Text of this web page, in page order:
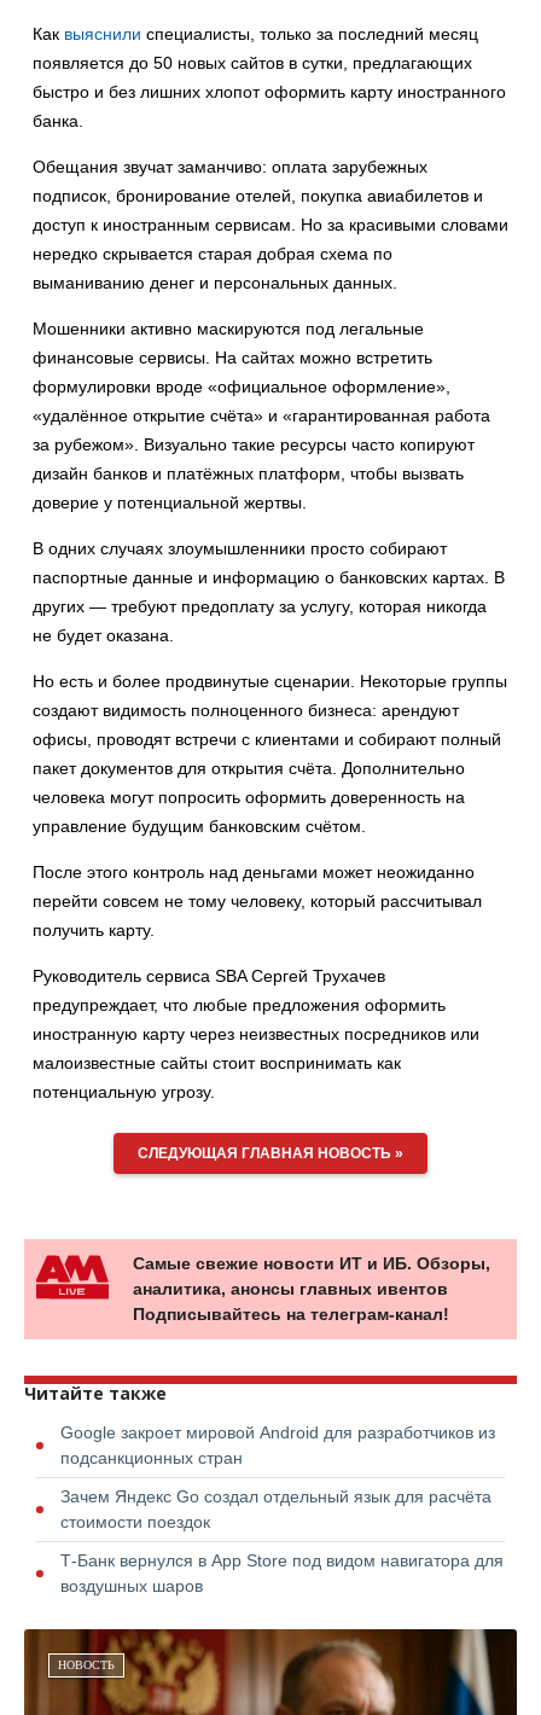
Как выяснили специалисты, только за последний месяц
появляется до 50 новых сайтов в сутки, предлагающих
быстро и без лишних хлопот оформить карту иностранного
банка.
Обещания звучат заманчиво: оплата зарубежных
подписок, бронирование отелей, покупка авиабилетов и
доступ к иностранным сервисам. Но за красивыми словами
нередко скрывается старая добрая схема по
выманиванию денег и персональных данных.
Мошенники активно маскируются под легальные
финансовые сервисы. На сайтах можно встретить
формулировки вроде «официальное оформление»,
«удалённое открытие счёта» и «гарантированная работа
за рубежом». Визуально такие ресурсы часто копируют
дизайн банков и платёжных платформ, чтобы вызвать
доверие у потенциальной жертвы.
В одних случаях злоумышленники просто собирают
паспортные данные и информацию о банковских картах. В
других — требуют предоплату за услугу, которая никогда
не будет оказана.
Но есть и более продвинутые сценарии. Некоторые группы
создают видимость полноценного бизнеса: арендуют
офисы, проводят встречи с клиентами и собирают полный
пакет документов для открытия счёта. Дополнительно
человека могут попросить оформить доверенность на
управление будущим банковским счётом.
После этого контроль над деньгами может неожиданно
перейти совсем не тому человеку, который рассчитывал
получить карту.
Руководитель сервиса SBA Сергей Трухачев
предупреждает, что любые предложения оформить
иностранную карту через неизвестных посредников или
малоизвестные сайты стоит воспринимать как
потенциальную угрозу.
СЛЕДУЮЩАЯ ГЛАВНАЯ НОВОСТЬ »
Самые свежие новости ИТ и ИБ. Обзоры,
аналитика, анонсы главных ивентов
Подписывайтесь на телеграм-канал!
Читайте также
Google закроет мировой Android для разработчиков из
подсанкционных стран
Зачем Яндекс Go создал отдельный язык для расчёта
стоимости поездок
Т-Банк вернулся в App Store под видом навигатора для
воздушных шаров
НОВОСТЬ